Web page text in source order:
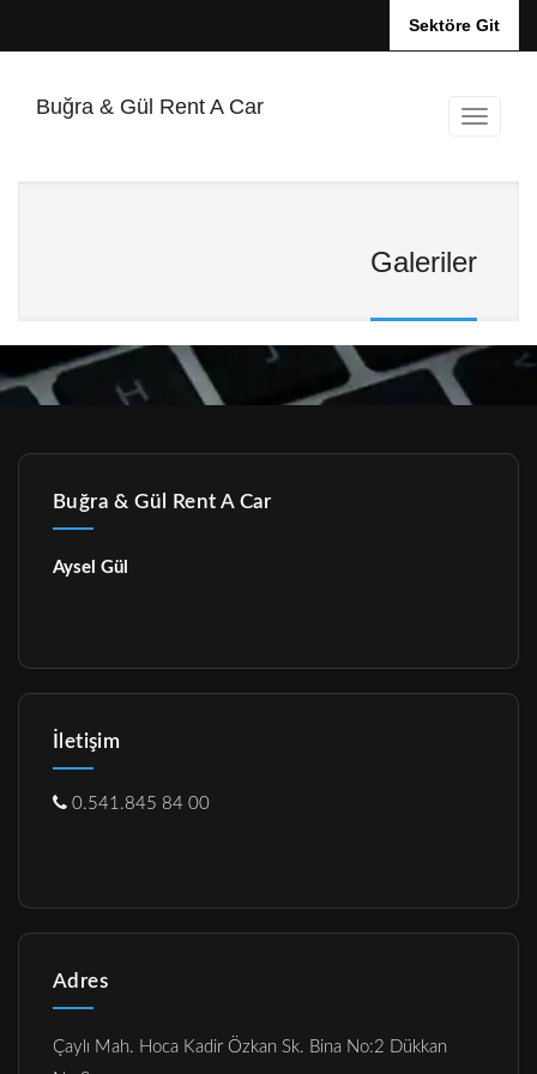
Sektöre Git
Buğra & Gül Rent A Car
Galeriler
Buğra & Gül Rent A Car
Aysel Gül
İletişim
0.541.845 84 00
Adres
Çaylı Mah. Hoca Kadir Özkan Sk. Bina No:2 Dükkan